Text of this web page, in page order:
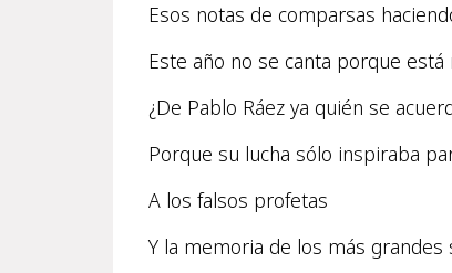
Esos notas de comparsas
Este año no se canta porque
¿De Pablo Ráez ya quién se
Porque su lucha sólo inspiraba
A los falsos profetas
Y la memoria de los más grandes